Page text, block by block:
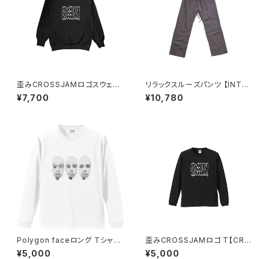
歪みCROSSJAMロゴスウェッ
ト【CROSSJAM】
¥7,700
リラックスルーズパンツ 【INTER
PLAY】ORANGE CHECK(67)
¥10,780
Polygon faceロング Tシャツ
【CROSSJAM】
¥5,000
歪みCROSSJAMロゴ T【CRO
SSJAM】
¥5,000